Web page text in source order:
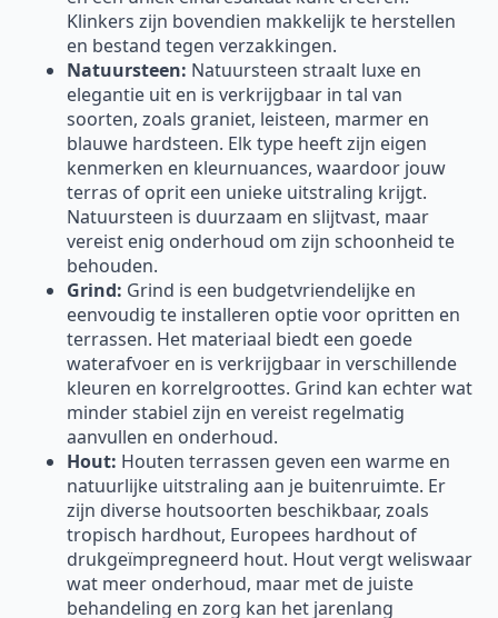
Klinkers zijn bovendien makkelijk te herstellen
en bestand tegen verzakkingen.
Natuursteen: Natuursteen straalt luxe en
elegantie uit en is verkrijgbaar in tal van
soorten, zoals graniet, leisteen, marmer en
blauwe hardsteen. Elk type heeft zijn eigen
kenmerken en kleurnuances, waardoor jouw
terras of oprit een unieke uitstraling krijgt.
Natuursteen is duurzaam en slijtvast, maar
vereist enig onderhoud om zijn schoonheid te
behouden.
Grind: Grind is een budgetvriendelijke en
eenvoudig te installeren optie voor opritten en
terrassen. Het materiaal biedt een goede
waterafvoer en is verkrijgbaar in verschillende
kleuren en korrelgroottes. Grind kan echter wat
minder stabiel zijn en vereist regelmatig
aanvullen en onderhoud.
Hout: Houten terrassen geven een warme en
natuurlijke uitstraling aan je buitenruimte. Er
zijn diverse houtsoorten beschikbaar, zoals
tropisch hardhout, Europees hardhout of
drukgeïmpregneerd hout. Hout vergt weliswaar
wat meer onderhoud, maar met de juiste
behandeling en zorg kan het jarenlang